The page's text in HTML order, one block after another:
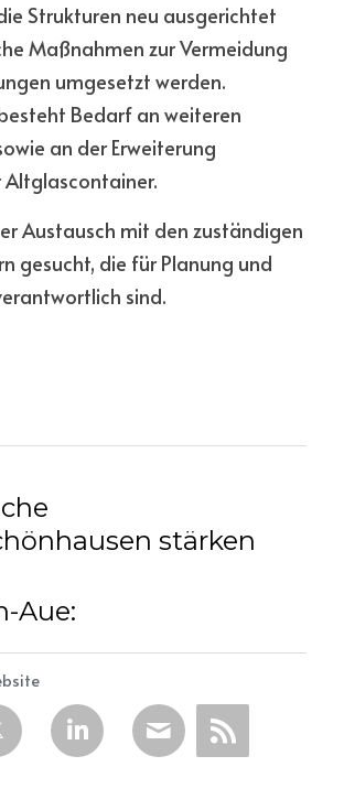
Strukturen neu ausgerichtet
Maßnahmen zur Vermeidung
umgesetzt werden.
Bedarf an weiteren
an der Erweiterung
Austausch mit den zuständigen
gesucht, die für Planung und
sind.
stärken
Aue: